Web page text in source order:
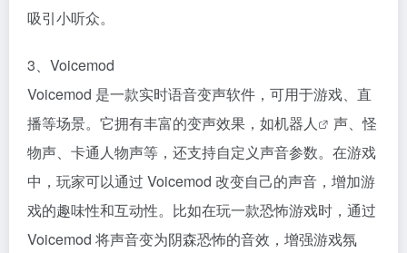
吸引小听众。​
3、Voicemod​
Voicemod 是一款实时语音变声软件，可用于游戏、直
播等场景。它拥有丰富的变声效果，如机器人
声、怪
物声、卡通人物声等，还支持自定义声音参数。在游戏
中，玩家可以通过 Voicemod 改变自己的声音，增加游
戏的趣味性和互动性。比如在玩一款恐怖游戏时，通过
Voicemod 将声音变为阴森恐怖的音效，增强游戏氛